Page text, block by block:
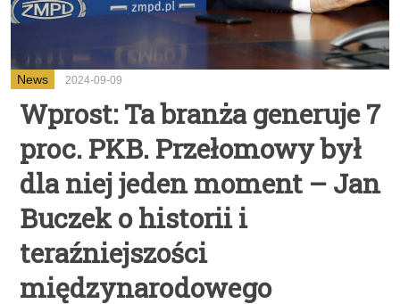
News 2024-09-09
Wprost: Ta branża generuje 7
proc. PKB. Przełomowy był
dla niej jeden moment – Jan
Buczek o historii i
teraźniejszości
międzynarodowego